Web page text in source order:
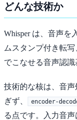
どんな技術か
Whisper は、音声を
ムスタンプ付き転
でこなせる音声認識
技術的な核は、音
ぎず、
encoder-
る点です。入力音